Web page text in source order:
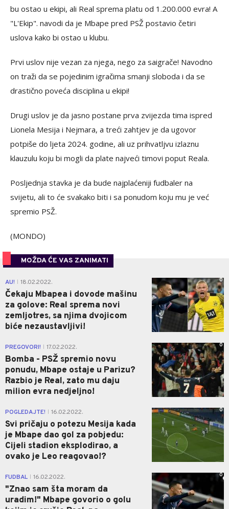
bu ostao u ekipi, ali Real sprema platu od 1.200.000 evra! A
"L'Ekip". navodi da je Mbape pred PSŽ postavio četiri
uslova kako bi ostao u klubu.
Prvi uslov nije vezan za njega, nego za saigrače! Navodno
on traži da se pojedinim igračima smanji sloboda i da se
drastično poveća disciplina u ekipi!
Drugi uslov je da jasno postane prva zvijezda tima ispred
Lionela Mesija i Nejmara, a treći zahtjev je da ugovor
potpiše do ljeta 2024. godine, ali uz prihvatljvu izlaznu
klauzulu koju bi mogli da plate najveći timovi poput Reala.
Posljednja stavka je da bude najplaćeniji fudbaler na
svijetu, ali to će svakako biti i sa ponudom koju mu je već
spremio PSŽ.
(MONDO)
MOŽDA ĆE VAS ZANIMATI
AU! 18.02.2022.
Čekaju Mbapea i dovode mašinu
za golove: Real sprema novi
zemljotres, sa njima dvojicom
biće nezaustavljivi!
0
PREGOVORI! 17.02.2022.
Bomba - PSŽ spremio novu
ponudu, Mbape ostaje u Parizu?
Razbio je Real, zato mu daju
milion evra nedjeljno!
0
POGLEDAJTE! 16.02.2022.
Svi pričaju o potezu Mesija kada
je Mbape dao gol za pobjedu:
Cijeli stadion eksplodirao, a
ovako je Leo reagovao!?
0
FUDBAL 16.02.2022.
"Znao sam šta moram da
uradim!" Mbape govorio o golu
0